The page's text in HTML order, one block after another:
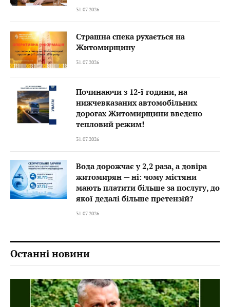
31.07.2026
Страшна спека рухається на
Житомирщину
31.07.2026
Починаючи з 12-ї години, на
нижчевказаних автомобільних
дорогах Житомирщини введено
тепловий режим!
31.07.2026
Вода дорожчає у 2,2 раза, а довіра
житомирян — ні: чому містяни
мають платити більше за послугу, до
якої дедалі більше претензій?
31.07.2026
Останні новини